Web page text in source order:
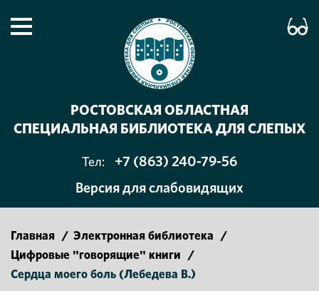
РОСТОВСКАЯ ОБЛАСТНАЯ
СПЕЦИАЛЬНАЯ БИБЛИОТЕКА ДЛЯ СЛЕПЫХ
Тел:
+7 (863) 240-79-56
Версия для слабовидящих
Главная / Электронная библиотека
/
Цифровые "говорящие" книги
/
Сердца моего боль (Лебедева В.)